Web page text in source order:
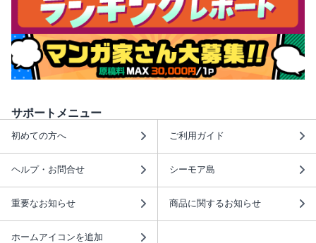
サポートメニュー
初めての方へ ご利用ガイド
ヘルプ・お問合せ シーモア島
重要なお知らせ 商品に関するお知らせ
ホームアイコンを追加